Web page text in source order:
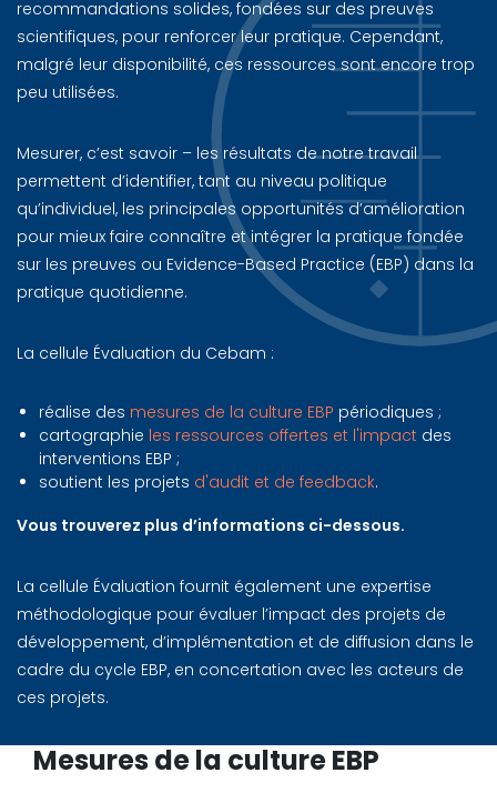
recommandations solides, fondées sur des preuves
scientifiques, pour renforcer leur pratique. Cependant,
malgré leur disponibilité, ces ressources sont encore trop
peu utilisées.
Mesurer, c’est savoir – les résultats de notre travail
permettent d’identifier, tant au niveau politique
qu’individuel, les principales opportunités d’amélioration
pour mieux faire connaître et intégrer la pratique fondée
sur les preuves ou Evidence-Based Practice (EBP) dans la
pratique quotidienne.
La cellule Évaluation du Cebam :
réalise des mesures de la culture EBP périodiques ;
cartographie les ressources offertes et l'impact des
interventions EBP ;
soutient les projets d'audit et de feedback.
Vous trouverez plus d’informations ci-dessous.
La cellule Évaluation fournit également une expertise
méthodologique pour évaluer l’impact des projets de
développement, d’implémentation et de diffusion dans le
cadre du cycle EBP, en concertation avec les acteurs de
ces projets.
Mesures de la culture EBP